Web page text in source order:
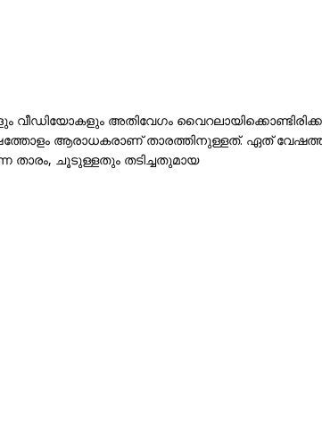
വീഡിയോകളും അതിവേഗം
ആരാധകരാണ് താരത്തിനുള്ളത്. ഏത്
താരം, ചൂടുള്ളതും തടിച്ചതുമായ